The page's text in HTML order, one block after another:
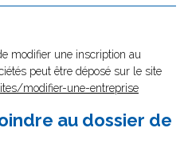
modifier une inscription au
peut être déposé sur le site
modifier-une-entreprise
au dossier de